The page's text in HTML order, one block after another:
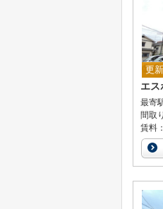
更
エス
最寄
間取
賃料：